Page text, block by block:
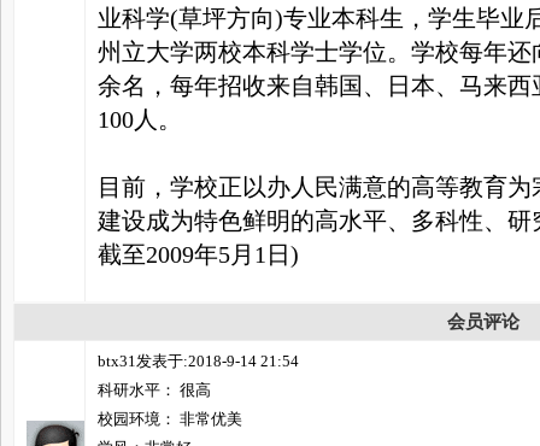
业科学(草坪方向)专业本科生，学生毕业
州立大学两校本科学士学位。学校每年
余名，每年招收来自韩国、日本、马来
100人。
目前，学校正以办人民满意的高等教育
建设成为特色鲜明的高水平、多科性、
截至2009年5月1日)
会员评论
btx31发表于:2018-9-14 21:54
科研水平： 很高
校园环境： 非常优美